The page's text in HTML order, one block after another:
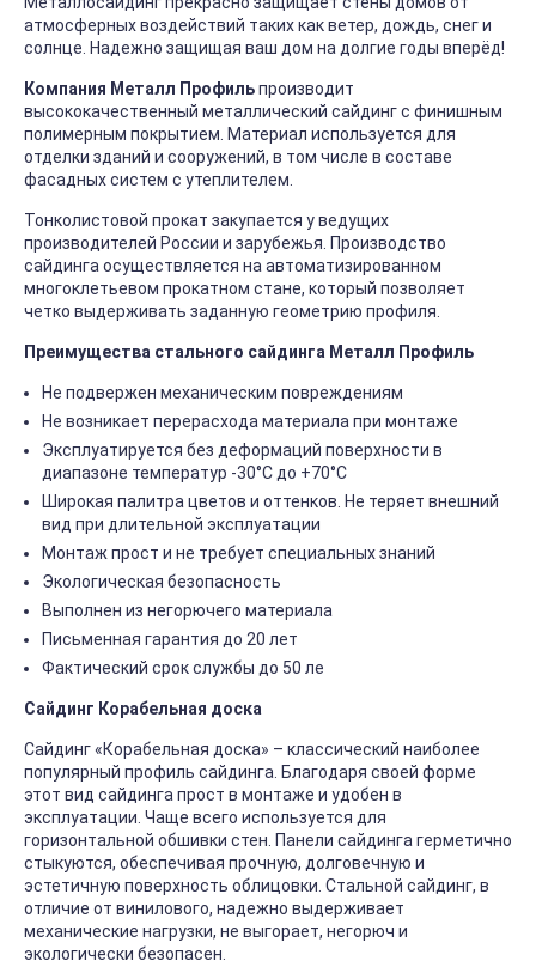
атмосферных воздействий таких как ветер, дождь, снег и
солнце. Надежно защищая ваш дом на долгие годы вперёд!
Компания Металл Профильпроизводит
высококачественный металлический сайдинг с финишным
полимерным покрытием. Материал используется для
отделки зданий и сооружений, в том числе в составе
фасадных систем с утеплителем.
Тонколистовой прокат закупается у ведущих
производителей России и зарубежья. Производство
сайдинга осуществляется на автоматизированном
многоклетьевом прокатном стане, который позволяет
четко выдерживать заданную геометрию профиля.
Преимущества стального сайдинга Металл Профиль
Не подвержен механическим повреждениям
Не возникает перерасхода материала при монтаже
Эксплуатируется без деформаций поверхности в
диапазоне температур -30°C до +70°C
Широкая палитра цветов и оттенков. Не теряет внешний
вид при длительной эксплуатации
Монтаж прост и не требует специальных знаний
Экологическая безопасность
Выполнен из негорючего материала
Письменная гарантия до 20 лет
Фактический срок службы до 50 ле
Сайдинг Корабельная доска
Сайдинг «Корабельная доска» – классический наиболее
популярный профиль сайдинга. Благодаря своей форме
этот вид сайдинга прост в монтаже и удобен в
эксплуатации. Чаще всего используется для
горизонтальной обшивки стен. Панели сайдинга герметично
стыкуются, обеспечивая прочную, долговечную и
эстетичную поверхность облицовки. Стальной сайдинг, в
отличие от винилового, надежно выдерживает
механические нагрузки, не выгорает, негорюч и
экологически безопасен.